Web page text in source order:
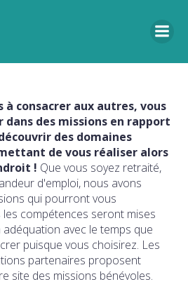
à consacrer aux autres, vous
des missions en rapport
des domaines
de vous réaliser alors
! Que vous soyez retraité,
d'emploi, nous avons
qui pourront vous
compétences seront mises
avec le temps que
puisque vous choisirez. Les
partenaires proposent
site des missions bénévoles.